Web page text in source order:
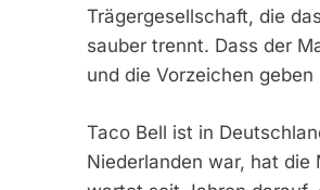
Trägergesellschaft, die
sauber trennt. Dass der
und die Vorzeichen
Taco Bell ist in
Niederlanden war, hat